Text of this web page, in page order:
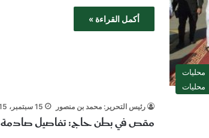
محليات
أكمل القراءة »
محليات
رئيس التحرير: محمد بن منصور 15 سبتمبر، 2015
مقص في بطن حاج: تفاصيل صادمة